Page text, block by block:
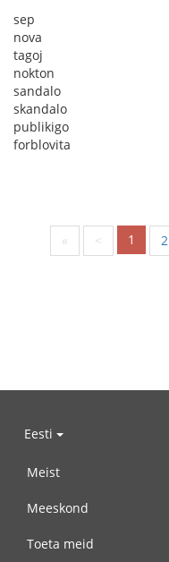
sep
nova
tagoj
nokton
sandalo
skandalo
publikigo
forblovita
« < 1 2
Eesti
Meist
Meeskond
Toeta meid